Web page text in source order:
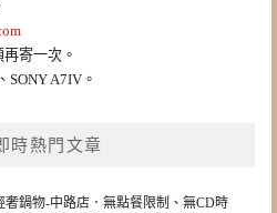
寄一次。
SONY A7IV。
時熱門文章
奢鍋物-中路店．無點餐限制、無CD時